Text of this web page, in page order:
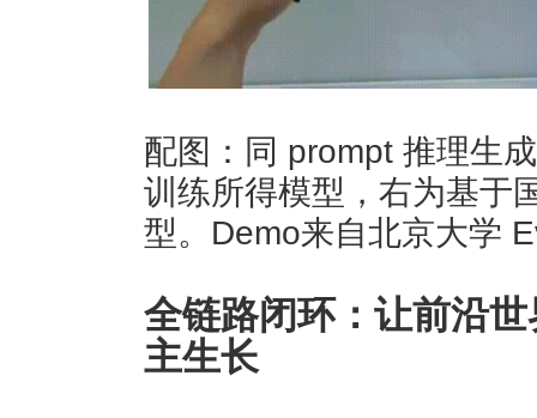
配图：同 prompt 推理生
训练所得模型，右为基于
型。 Demo来自北京大学
全链路闭环：让前沿
主生长